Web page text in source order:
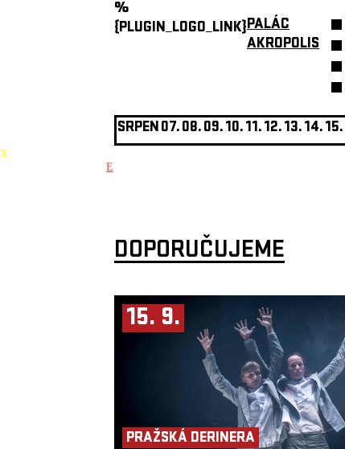
%
{PLUGIN_LOGO_LINK}PALÁC
AKROPOLIS
SRPEN07.08.09.10.11.12.13.14.15.
X
E
DOPORUČUJEME
15. 9.
PRAŽSKÁ DERINERA